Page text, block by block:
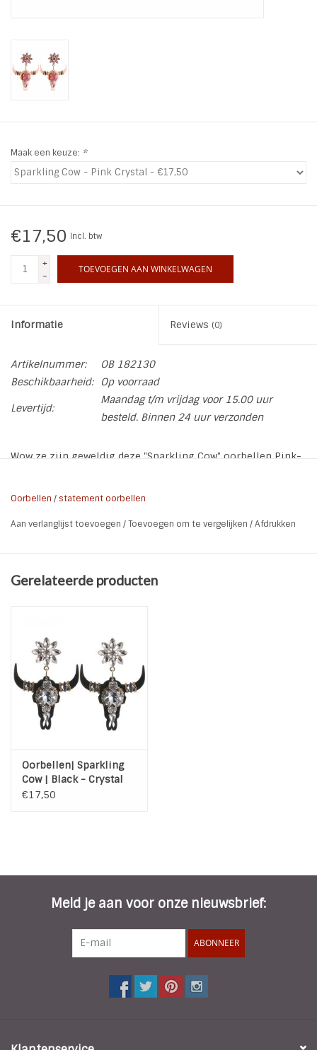
Ohlala Jewels
LIFESTYLE PRODUCTEN
SALE
Maak een keuze: *
€17,50 Incl. btw
+
-
TOEVOEGEN AAN WINKELWAGEN
Informatie Reviews (0)
Artikelnummer:
OB 182130
Beschikbaarheid:
Op voorraad
Levertijd:
Maandag t/m vrijdag voor 15.00 uur
besteld. Binnen 24 uur verzonden
Wow ze zijn geweldig deze "Sparkling Cow" oorbellen Pink-
* Kleur: Zacht Roze | Crystal | Gold
* Nikkel-vrij
Oorbellen /statement oorbellen
Aan verlanglijst toevoegen /Toevoegen om te vergelijken /Afdrukken
Gerelateerde producten
Oorbellen| Sparkling
Cow | Black - Crystal
€17,50
Meld je aan voor onze nieuwsbrief:
ABONNEER